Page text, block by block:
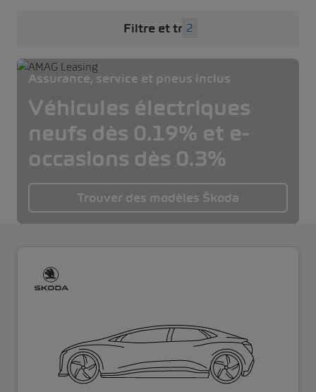
Filtre et tri 2
Assurance, service et pneus inclus
Véhicules électriques
neufs dès 0.19% et e-
occasions dès 0.3%
Trouver des modèles Škoda